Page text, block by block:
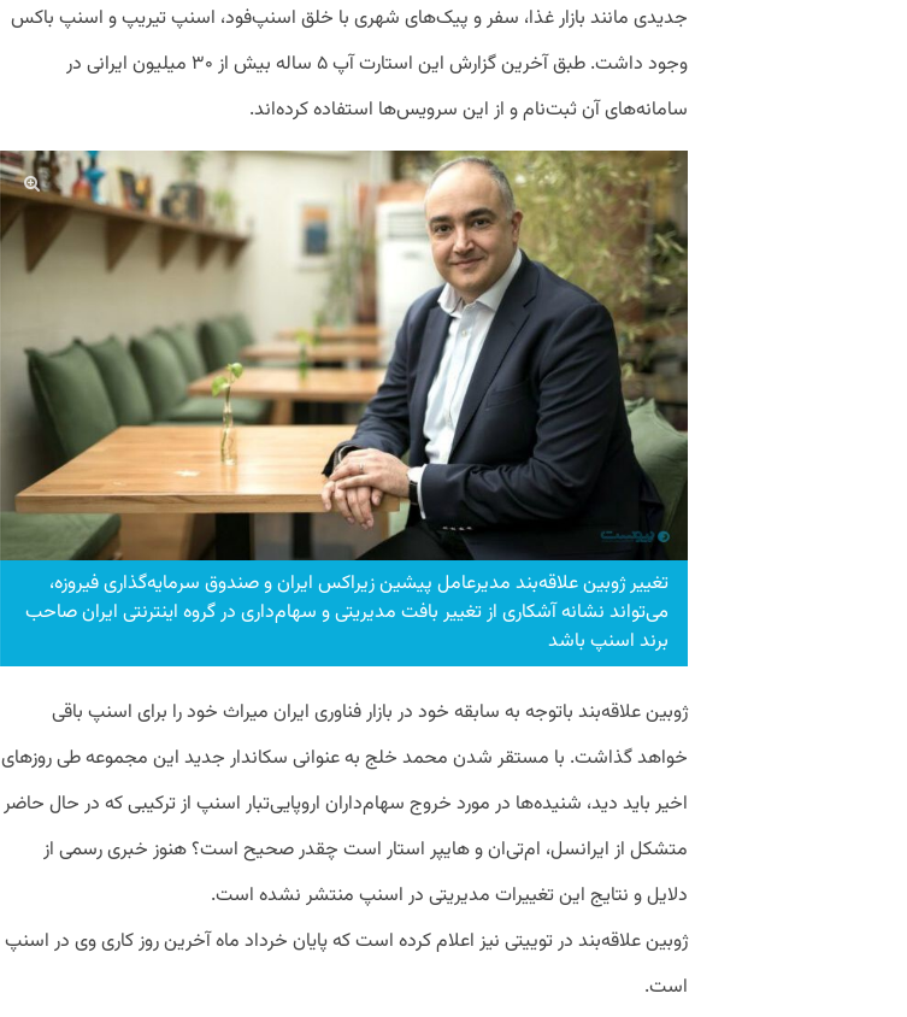
جدیدی مانند بازار غذا، سفر و پیک‌های شهری با خلق اسنپ‌فود، اسنپ تیریپ و اسنپ باکس
وجود داشت. طبق آخرین گزارش این استارت آپ ۵ ساله بیش از ۳۰ میلیون ایرانی در
سامانه‌های آن ثبت‌نام و از این سرویس‌ها استفاده کرده‌اند.
تغییر ژوبین علاقه‌بند مدیرعامل پیشین زیراکس ایران و صندوق سرمایه‌گذاری فیروزه،
می‌تواند نشانه آشکاری از تغییر بافت مدیریتی و سهام‌داری در گروه اینترنتی ایران صاحب
برند اسنپ باشد
ژوبین علاقه‌بند باتوجه به سابقه خود در بازار فناوری ایران میراث خود را برای اسنپ باقی
خواهد گذاشت. با مستقر شدن محمد خلج به عنوانی سکاندار جدید این مجموعه طی روزهای
اخیر باید دید، شنیده‌ها در مورد خروج سهام‌داران اروپایی‌تبار اسنپ از ترکیبی که در حال حاضر
متشکل از ایرانسل،‌ ام‌تی‌ان و هایپر استار است چقدر صحیح است؟ هنوز خبری رسمی از
دلایل و نتایج این تغییرات مدیریتی در اسنپ منتشر نشده است.
ژوبین علاقه‌بند در توییتی نیز اعلام کرده است که پایان خرداد ماه آخرین روز کاری وی در اسنپ
است.